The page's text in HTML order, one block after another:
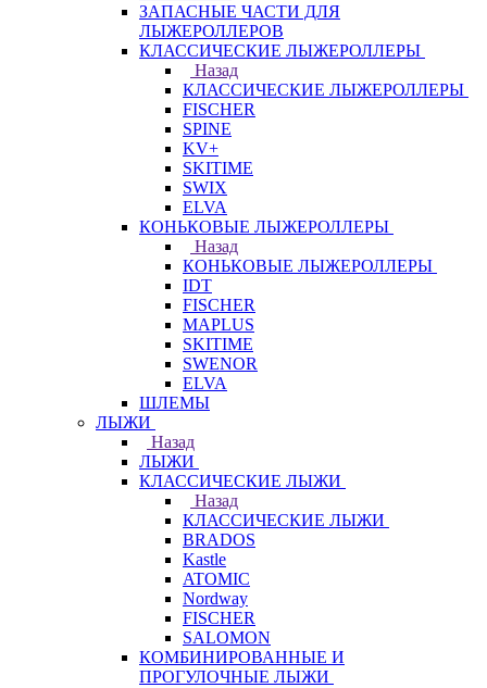
ЗАПАСНЫЕ ЧАСТИ ДЛЯ
ЛЫЖЕРОЛЛЕРОВ
КЛАССИЧЕСКИЕ ЛЫЖЕРОЛЛЕРЫ
Назад
КЛАССИЧЕСКИЕ ЛЫЖЕРОЛЛЕРЫ
FISCHER
SPINE
KV+
SKITIME
SWIX
ELVA
КОНЬКОВЫЕ ЛЫЖЕРОЛЛЕРЫ
Назад
КОНЬКОВЫЕ ЛЫЖЕРОЛЛЕРЫ
IDT
FISCHER
MAPLUS
SKITIME
SWENOR
ELVA
ШЛЕМЫ
ЛЫЖИ
Назад
ЛЫЖИ
КЛАССИЧЕСКИЕ ЛЫЖИ
Назад
КЛАССИЧЕСКИЕ ЛЫЖИ
BRADOS
Kastle
ATOMIC
Nordway
FISCHER
SALOMON
КОМБИНИРОВАННЫЕ И
ПРОГУЛОЧНЫЕ ЛЫЖИ